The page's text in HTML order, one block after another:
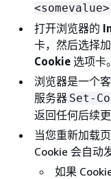
<somevalue>
打开浏览器的
卡，然后选择
Cookie 选项卡。
浏览器是一个
服务器 Set-
返回任何后续更
当您重新加载
Cookie 会自动
如果